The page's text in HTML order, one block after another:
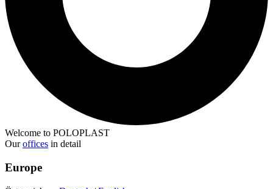
Welcome to POLOPLAST
Ouroffices in detail
Europe